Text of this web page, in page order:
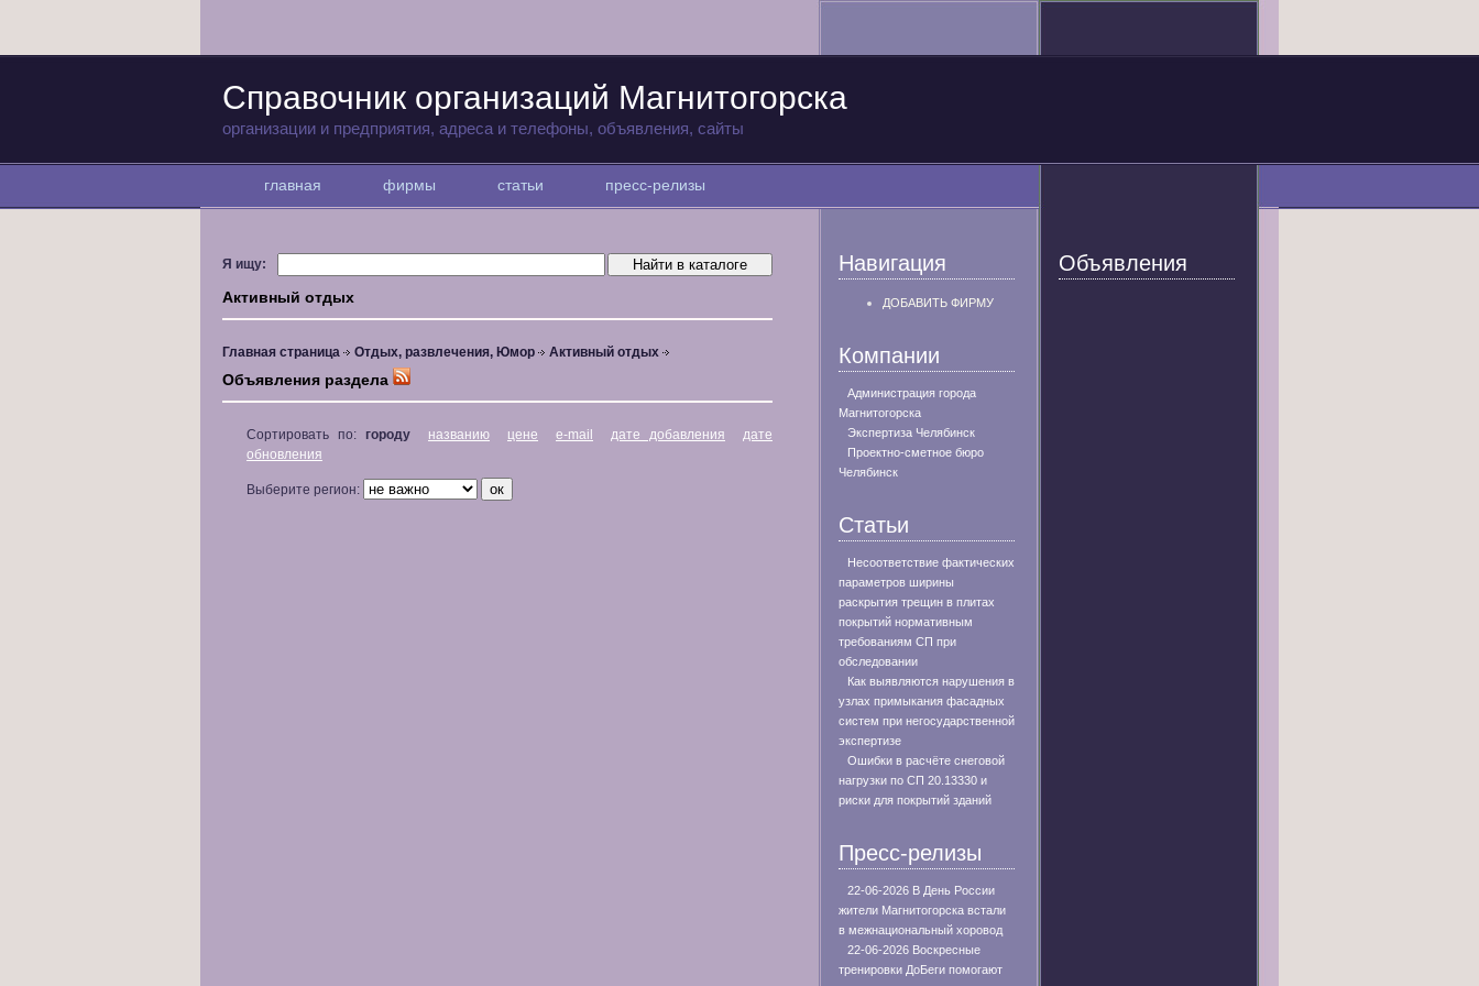
Справочник организаций Магнитогорска
организации и предприятия, адреса и телефоны, объявления, сайты
главная фирмы статьи пресс-релизы
Я ищу:
Активный отдых
Главная страница Отдых, развлечения, Юмор Активный отдых
Объявления раздела
Сортировать по: городу названию цене e-mail дате добавления
дате
обновления
Выберите регион:
Навигация
ДОБАВИТЬ ФИРМУ
Компании
Администрация города
Магнитогорска
Экспертиза Челябинск
Проектно-сметное бюро
Челябинск
Статьи
Несоответствие фактических
параметров ширины
раскрытия трещин в плитах
покрытий нормативным
требованиям СП при
обследовании
Как выявляются нарушения в
узлах примыкания фасадных
систем при негосударственной
экспертизе
Ошибки в расчёте снеговой
нагрузки по СП 20.13330 и
риски для покрытий зданий
Пресс-релизы
22-06-2026 В День России
жители Магнитогорска встали
в межнациональный хоровод
22-06-2026 Воскресные
тренировки ДоБеги помогают
Объявления